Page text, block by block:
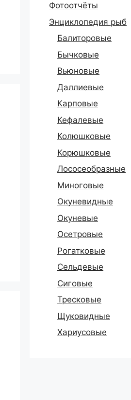
Фотоотчёты
Энциклопедия рыб
Балиторовые
Бычковые
Вьюновые
Даллиевые
Карповые
Кефалевые
Колюшковые
Корюшковые
Лососеобразные
Миноговые
Окуневидные
Окуневые
Осетровые
Рогатковые
Сельдевые
Сиговые
Тресковые
Щуковидные
Хариусовые